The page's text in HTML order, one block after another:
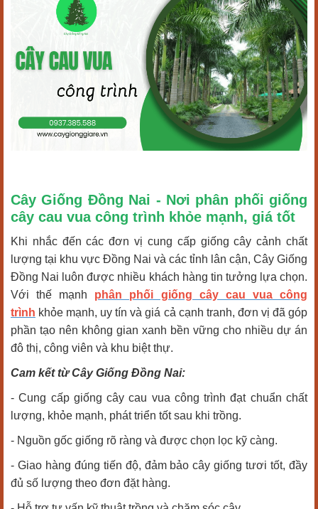
Cây Giống Đồng Nai - Nơi phân phối giống
cây cau vua công trình khỏe mạnh, giá tốt
Khi nhắc đến các đơn vị cung cấp giống cây cảnh chất
lượng tại khu vực Đồng Nai và các tỉnh lân cận, Cây Giống
Đồng Nai luôn được nhiều khách hàng tin tưởng lựa chọn.
Với thế mạnh phân phối giống cây cau vua công
trình khỏe mạnh, uy tín và giá cả cạnh tranh, đơn vị đã góp
phần tạo nên không gian xanh bền vững cho nhiều dự án
đô thị, công viên và khu biệt thự.
Cam kết từ Cây Giống Đồng Nai:
- Cung cấp giống cây cau vua công trình đạt chuẩn chất
lượng, khỏe mạnh, phát triển tốt sau khi trồng.
- Nguồn gốc giống rõ ràng và được chọn lọc kỹ càng.
- Giao hàng đúng tiến độ, đảm bảo cây giống tươi tốt, đầy
đủ số lượng theo đơn đặt hàng.